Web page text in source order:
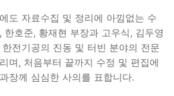
도 자료수집 및 정리에 아낌없는 수
한호준, 황재현 부장과 고우식, 김두영
전기공의 진동 및 터빈 분야의 전문
며, 처음부터 끝까지 수정 및 편집에
장께 심심한 사의를 표합니다.